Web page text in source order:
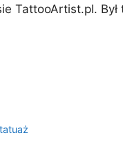
TattooArtist.pl. Był
tatuaż